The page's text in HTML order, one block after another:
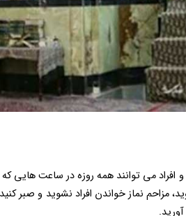
و افراد می توانند همه روزه در ساعت هایی
مزاحم نماز خواندن افراد نشوید و صبر